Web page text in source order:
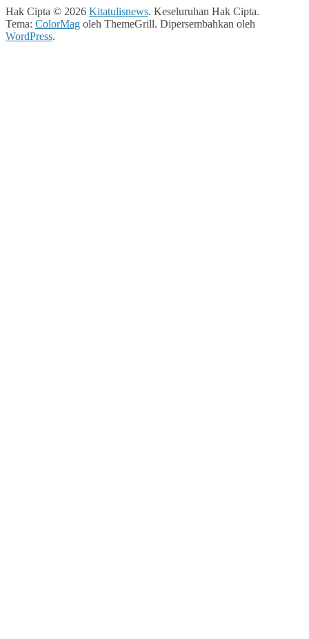
Hak Cipta © 2026 Kitatulisnews. Keseluruhan Hak Cipta.
Tema: ColorMag oleh ThemeGrill. Dipersembahkan oleh
WordPress.